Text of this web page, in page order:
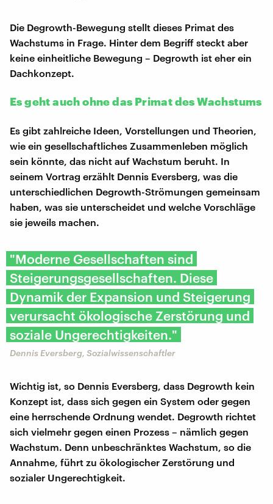
Die Degrowth-Bewegung stellt dieses Primat des
Wachstums in Frage. Hinter dem Begriff steckt aber
keine einheitliche Bewegung – Degrowth ist eher ein
Dachkonzept.
Es geht auch ohne das Primat des Wachstums
Es gibt zahlreiche Ideen, Vorstellungen und Theorien,
wie ein gesellschaftliches Zusammenleben möglich
sein könnte, das nicht auf Wachstum beruht. In
seinem Vortrag erzählt Dennis Eversberg, was die
unterschiedlichen Degrowth-Strömungen gemeinsam
haben, was sie unterscheidet und welche Vorschläge
sie jeweils machen.
"Moderne Gesellschaften sind
Steigerungsgesellschaften. Diese
Dynamik der Expansion und Steigerung
verursacht ökologische Zerstörung und
soziale Ungerechtigkeiten."
Dennis Eversberg, Sozialwissenschaftler
Wichtig ist, so Dennis Eversberg, dass Degrowth kein
Konzept ist, dass sich gegen ein System oder gegen
eine herrschende Ordnung wendet. Degrowth richtet
sich vielmehr gegen einen Prozess – nämlich gegen
Wachstum. Denn unbeschränktes Wachstum, so die
Annahme, führt zu ökologischer Zerstörung und
sozialer Ungerechtigkeit.